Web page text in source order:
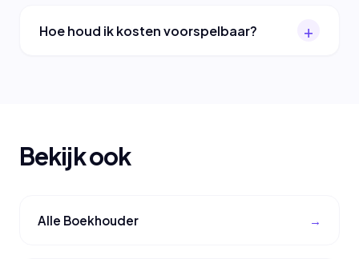
Hoe houd ik kosten voorspelbaar?
Bekijk ook
Alle Boekhouder